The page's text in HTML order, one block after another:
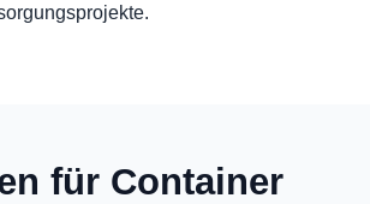
für Container